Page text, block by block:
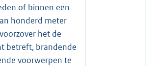
of binnen een
honderd meter
het de
betreft, brandende
voorwerpen te